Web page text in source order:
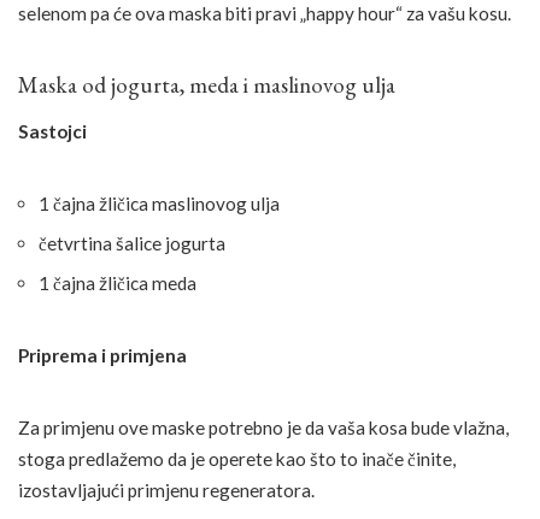
selenom pa će ova maska biti pravi „happy hour“ za vašu kosu.
Maska od jogurta, meda i maslinovog ulja
Sastojci
1 čajna žličica maslinovog ulja
četvrtina šalice jogurta
1 čajna žličica meda
Priprema i primjena
Za primjenu ove maske potrebno je da vaša kosa bude vlažna,
stoga predlažemo da je operete kao što to inače činite,
izostavljajući primjenu regeneratora.